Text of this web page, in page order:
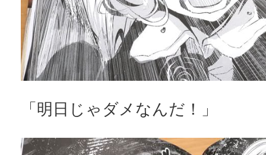
「明日じゃダメなんだ！」